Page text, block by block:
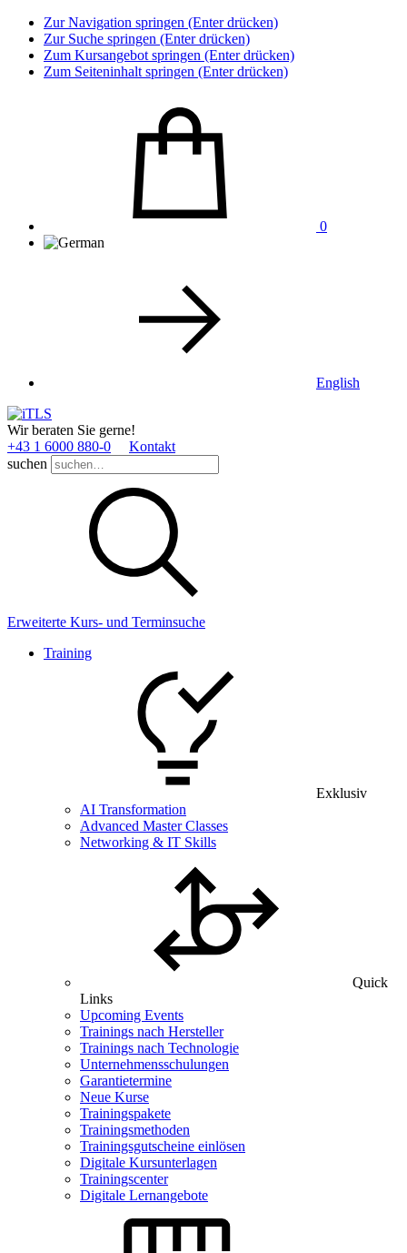
Zur Navigation springen (Enter drücken)
Zur Suche springen (Enter drücken)
Zum Kursangebot springen (Enter drücken)
Zum Seiteninhalt springen (Enter drücken)
0
English
Wir beraten Sie gerne!
+43 1 6000 880­-0
Kontakt
suchen
Erweiterte Kurs- und Terminsuche
Training
Exklusiv
AI Transformation
Advanced Master Classes
Networking & IT Skills
Quick
Links
Upcoming Events
Trainings nach Hersteller
Trainings nach Technologie
Unternehmensschulungen
Garantietermine
Neue Kurse
Trainingspakete
Trainingsmethoden
Trainingsgutscheine einlösen
Digitale Kursunterlagen
Trainingscenter
Digitale Lernangebote